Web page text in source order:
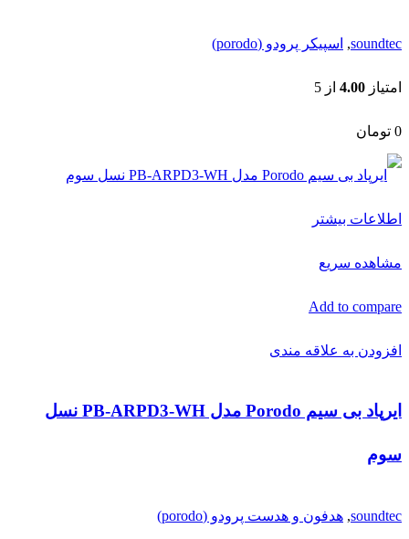
soundtec
, اسپیکر پرودو (porodo)
امتیاز 4.00 از 5
0 تومان
اطلاعات بیشتر
مشاهده سریع
Add to compare
افزودن به علاقه مندی
ایرپاد بی سیم Porodo مدل PB-ARPD3-WH نسل
سوم
soundtec
, هدفون و هدست پرودو (porodo)